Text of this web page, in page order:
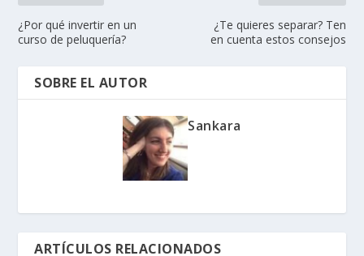
¿Por qué invertir en un
curso de peluquería?
¿Te quieres separar? Ten
en cuenta estos consejos
SOBRE EL AUTOR
Sankara
ARTÍCULOS RELACIONADOS